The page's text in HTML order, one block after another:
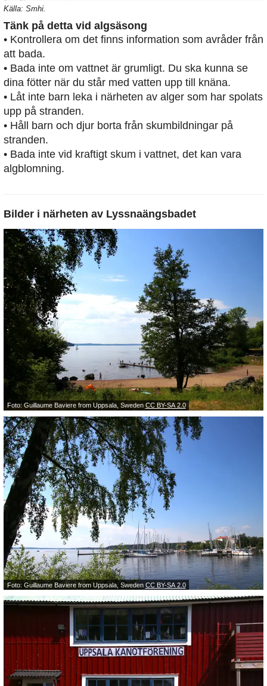
Källa: Smhi.
Tänk på detta vid algsäsong
• Kontrollera om det finns information som avråder från
att bada.
• Bada inte om vattnet är grumligt. Du ska kunna se
dina fötter när du står med vatten upp till knäna.
• Låt inte barn leka i närheten av alger som har spolats
upp på stranden.
• Håll barn och djur borta från skumbildningar på
stranden.
• Bada inte vid kraftigt skum i vattnet, det kan vara
algblomning.
Bilder i närheten av Lyssnaängsbadet
Foto: Guillaume Baviere from Uppsala, Sweden CC BY-SA 2.0
Foto: Guillaume Baviere from Uppsala, Sweden CC BY-SA 2.0